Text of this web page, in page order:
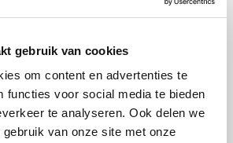
gebruik van cookies
om content en advertenties te
functies voor social media te bieden
te analyseren. Ook delen we
van onze site met onze